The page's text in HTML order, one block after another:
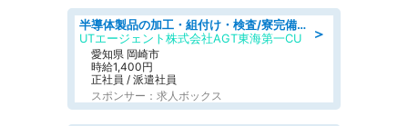
＞
半導体製品の加工・組付け・検査/寮完備/日勤/日払い/工場・製造
UTエージェント株式会社AGT東海第一CU
愛知県 岡崎市
時給1,400円
正社員 / 派遣社員
スポンサー：求人ボックス